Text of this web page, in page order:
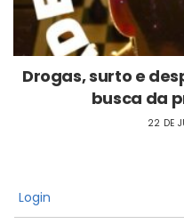
Drogas, surto e
busca da
22 DE
Login